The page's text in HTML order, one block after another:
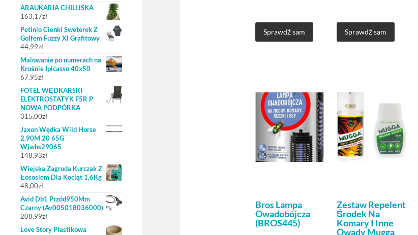
ARAUKARIA CHILIJSKA
163,17zł
Petinio Cienki Sweterek Z
Golfem Fuzzy Xl Grafitowy
44,99zł
Malowanie po numerach na
Krośnie Ipicasso 40x50
67,95zł
FOTEL WĘDKARSKI
ELEKTROSTATYK F5R P
NOWA PODPÓRKA
315,00zł
Jaxon Wędka Wild Horse
2,90M 20 65G
Wjwhs29065
148,93zł
Wiejska Zagroda Kurczak Z
Łososiem Dla Kociąt 1,6Kg
48,00zł
Avid Db1 Przód950Mm
Czarny (Av005018036000)
208,99zł
Love Story Plastikowa
Sprawdź sam Sprawdź sam
Bros Lampa
Owadobójcza
(BROS445)
Zestaw Repelent
Środek Na
Komary I Inne
Owady Mugga